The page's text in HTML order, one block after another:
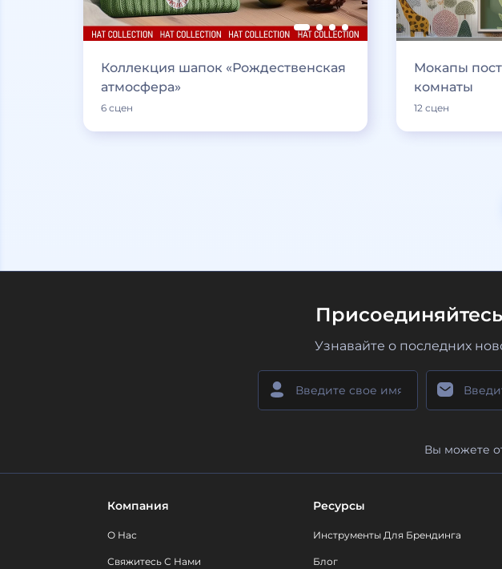
Коллекция шапок «Рождественская
атмосфера»
6 сцен
Мокапы
комнаты
12 сцен
Узнавайте о последних
Вы можете
Компания
О Нас
Свяжитесь С Нами
Ресурсы
Инструменты Для Брендинга
Блог